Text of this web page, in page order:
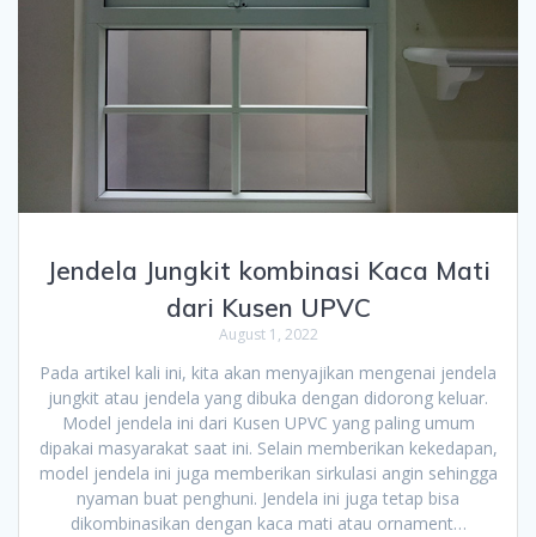
Jendela Jungkit kombinasi Kaca Mati
dari Kusen UPVC
August 1, 2022
Pada artikel kali ini, kita akan menyajikan mengenai jendela
jungkit atau jendela yang dibuka dengan didorong keluar.
Model jendela ini dari Kusen UPVC yang paling umum
dipakai masyarakat saat ini. Selain memberikan kekedapan,
model jendela ini juga memberikan sirkulasi angin sehingga
nyaman buat penghuni. Jendela ini juga tetap bisa
dikombinasikan dengan kaca mati atau ornament…